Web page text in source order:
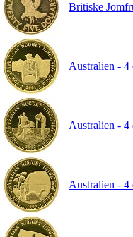
Britiske
Australien - 4
Australien - 4
Australien - 4